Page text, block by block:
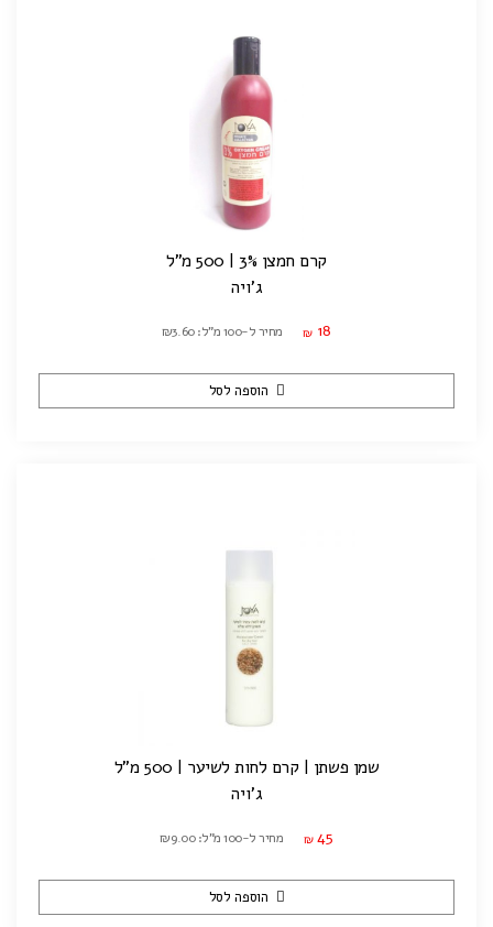
קרם חמצן 3% | 500 מ"ל
ג'ויה
₪ 18 מחיר ל-100 מ"ל: ₪3.60
הוספה לסל
שמן פשתן | קרם לחות לשיער | 500 מ"ל
ג'ויה
₪ 45 מחיר ל-100 מ"ל: ₪9.00
הוספה לסל